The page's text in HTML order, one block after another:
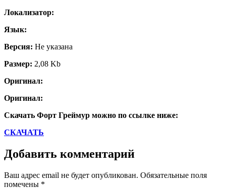
Локализатор:
Язык:
Версия: Не указана
Размер: 2,08 Kb
Оригинал:
Оригинал:
Скачать Форт Греймур можно по ссылке ниже:
СКАЧАТЬ
Добавить комментарий
Ваш адрес email не будет опубликован. Обязательные поля
помечены *